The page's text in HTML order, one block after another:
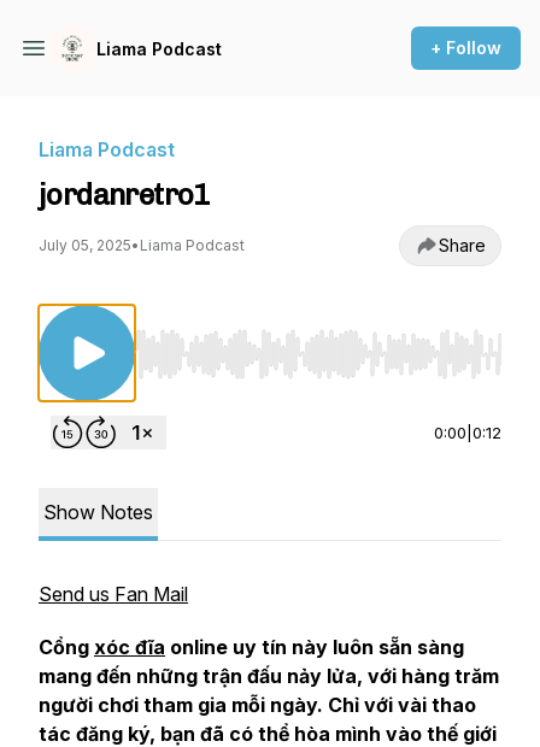
Liama Podcast + Follow
Liama Podcast
jordanretro1
July 05, 2025• Liama Podcast Share
Use Left/Right to seek, Home/End to jump
0:00 0:12
Show Notes
Send us Fan Mail
Cổng xóc đĩa online uy tín này luôn sẵn sàng
mang đến những trận đấu nảy lửa, với hàng trăm
người chơi tham gia mỗi ngày. Chỉ với vài thao
tác đăng ký, bạn đã có thể hòa mình vào thế giới